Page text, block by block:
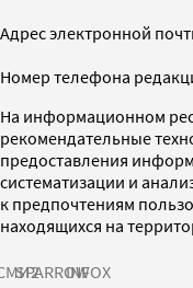
Адрес электронной
Номер телефона
На информационном
рекомендательные
предоставления
систематизации и
к предпочтениям
находящихся на
SPARROWINFOX